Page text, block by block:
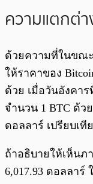
ความแตกต่
ด้วยความที่ในขณะ
ให้ราคาของ
ด้วย เมื่อวันอังคา
จำนวน 1 BTC ด้ว
ดอลลาร์ เปรียบเที
ถ้าอธิบายให้เห็นภ
6,017.93 ดอลลาร์